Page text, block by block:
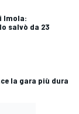
Imola:
salvò da 23
la gara più dura